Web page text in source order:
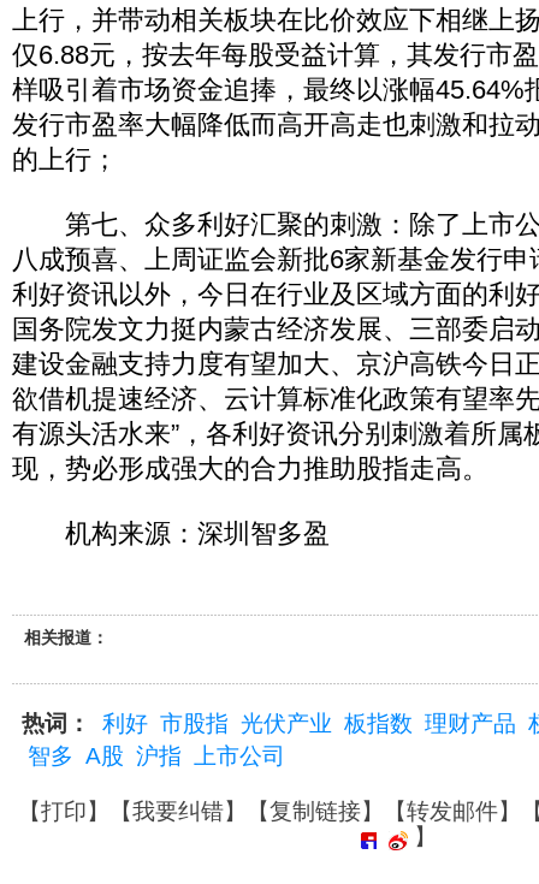
上行，并带动相关板块在比价效应下相继上
仅6.88元，按去年每股受益计算，其发行市
样吸引着市场资金追捧，最终以涨幅45.64%
发行市盈率大幅降低而高开高走也刺激和拉
的上行；
第七、众多利好汇聚的刺激：除了上市
八成预喜、上周证监会新批6家新基金发行
利好资讯以外，今日在行业及区域方面的利
国务院发文力挺内蒙古经济发展、三部委启
建设金融支持力度有望加大、京沪高铁今日
欲借机提速经济、云计算标准化政策有望率
有源头活水来”，各利好资讯分别刺激着所属
现，势必形成强大的合力推助股指走高。
机构来源：深圳智多盈
相关报道：
热词： 利好 市股指 光伏产业 板指数 理财产品
智多 A股 沪指 上市公司
【打印】【我要纠错】【复制链接】【转发邮件】
】